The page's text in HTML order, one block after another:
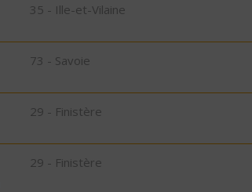
35 - Ille-et-Vilaine
73 - Savoie
29 - Finistère
29 - Finistère